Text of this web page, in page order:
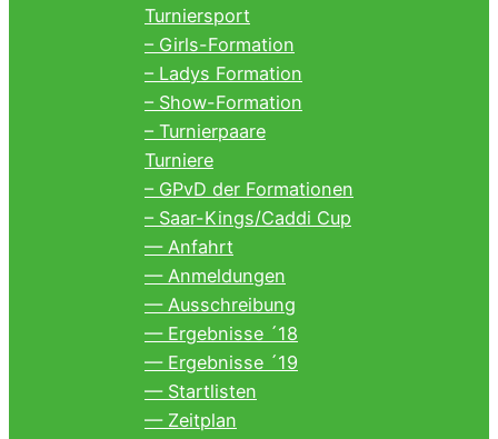
Turniersport
– Girls-Formation
– Ladys Formation
– Show-Formation
– Turnierpaare
Turniere
– GPvD der Formationen
– Saar-Kings/Caddi Cup
— Anfahrt
— Anmeldungen
— Ausschreibung
— Ergebnisse ´18
— Ergebnisse ´19
— Startlisten
— Zeitplan